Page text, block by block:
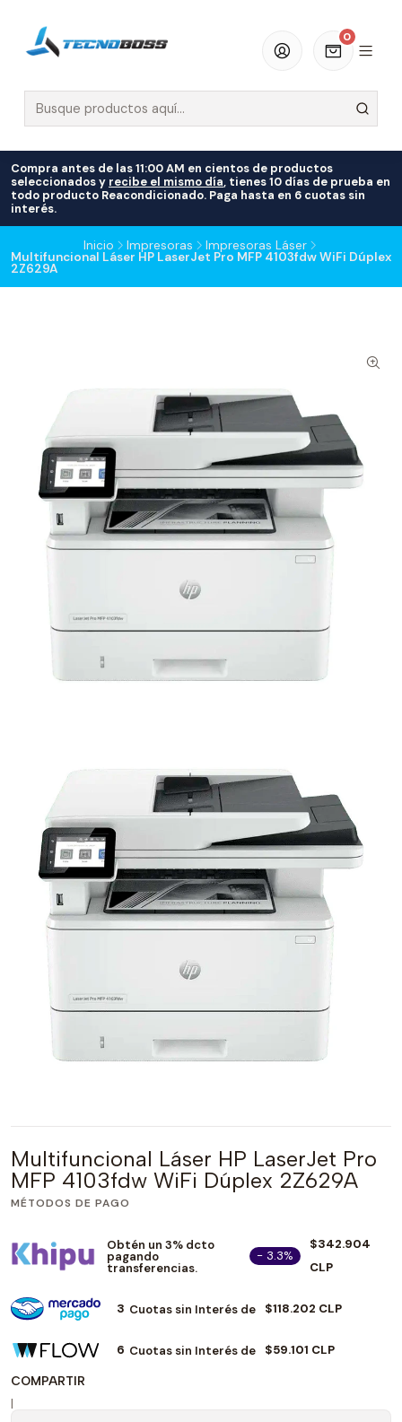
0
Compra antes de las 11:00 AM en cientos de productos
seleccionados y recibe el mismo día, tienes 10 días de prueba en
todo producto Reacondicionado. Paga hasta en 6 cuotas sin
interés.
Inicio Impresoras Impresoras Láser
Multifuncional Láser HP LaserJet Pro MFP 4103fdw WiFi Dúplex
2Z629A
Multifuncional Láser HP LaserJet Pro
MFP 4103fdw WiFi Dúplex 2Z629A
MÉTODOS DE PAGO
Obtén un 3% dcto
pagando
transferencias.
- 3.3%
$342.904
CLP
3 Cuotas sin Interés de $118.202 CLP
6 Cuotas sin Interés de $59.101 CLP
COMPARTIR
|